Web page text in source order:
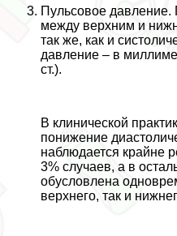
Пульсовое давление.
между верхним и
так же, как и
давление – в
ст.).
В клинической
понижение
наблюдается крайне
3% случаев, а в
обусловлена
верхнего, так и